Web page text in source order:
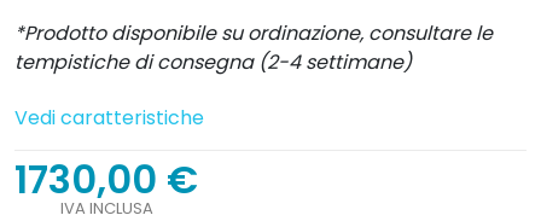
*Prodotto disponibile su ordinazione, consultare le
tempistiche di consegna (2-4 settimane)
Vedi caratteristiche
1730,00 €
IVA INCLUSA